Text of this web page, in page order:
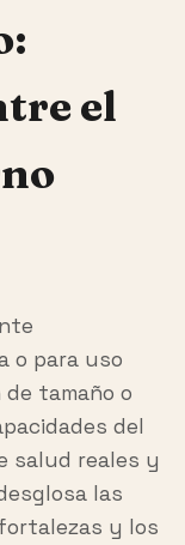
el
o para uso
tamaño o
del
salud reales y
las
y los